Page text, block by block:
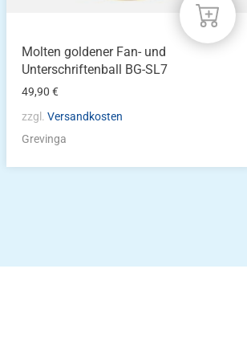
Molten goldener Fan- und
Unterschriftenball BG-SL7
49,90€
zzgl.Versandkosten
Grevinga